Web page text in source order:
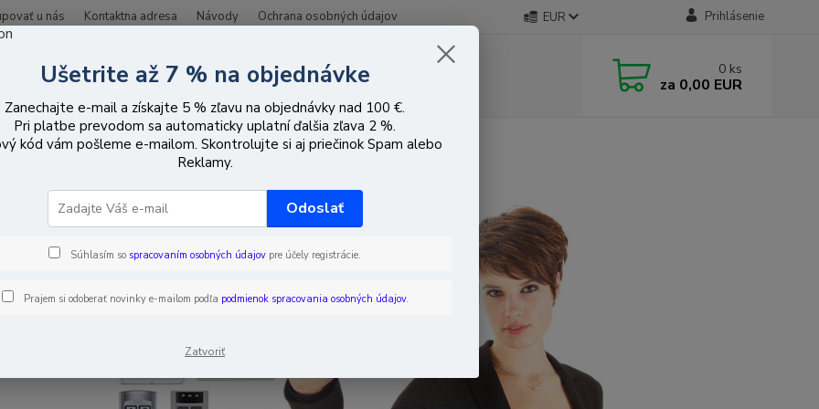
u nás Kontaktna adresa Návody Ochrana osobných údajov EUR Prihlásenie
Hľadať 0 ks
za 0,00 EUR
prístupu Automatika vrát Pohony vrát
Ušetrite až 7 % na objednávke
Zanechajte e-mail a získajte 5 % zľavu na objednávky nad 100 €.
Pri platbe prevodom sa automaticky uplatní ďalšia zľava 2 %.
kód vám pošleme e-mailom. Skontrolujte si aj priečinok Spam alebo
Reklamy.
Odoslať
Súhlasím so spracovaním osobných údajov pre účely registrácie.
Prajem si odoberať novinky e-mailom podľa podmienok spracovania osobných údajov.
Zatvoriť